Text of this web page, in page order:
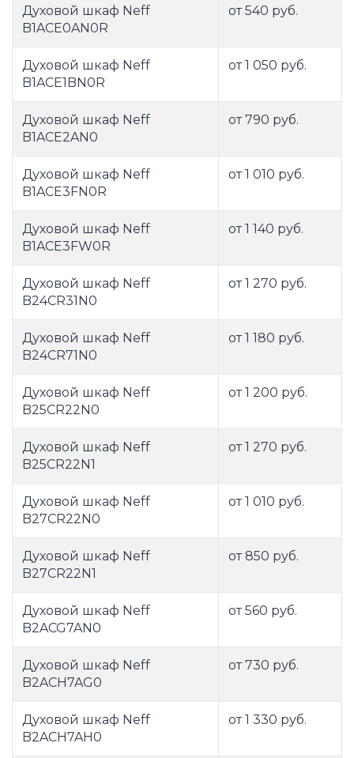
Духовой шкаф Neff
B1ACE0AN0R
от 540 руб.
Духовой шкаф Neff
B1ACE1BN0R
от 1 050 руб.
Духовой шкаф Neff
B1ACE2AN0
от 790 руб.
Духовой шкаф Neff
B1ACE3FN0R
от 1 010 руб.
Духовой шкаф Neff
B1ACE3FW0R
от 1 140 руб.
Духовой шкаф Neff
B24CR31N0
от 1 270 руб.
Духовой шкаф Neff
B24CR71N0
от 1 180 руб.
Духовой шкаф Neff
B25CR22N0
от 1 200 руб.
Духовой шкаф Neff
B25CR22N1
от 1 270 руб.
Духовой шкаф Neff
B27CR22N0
от 1 010 руб.
Духовой шкаф Neff
B27CR22N1
от 850 руб.
Духовой шкаф Neff
B2ACG7AN0
от 560 руб.
Духовой шкаф Neff
B2ACH7AG0
от 730 руб.
Духовой шкаф Neff
B2ACH7AH0
от 1 330 руб.